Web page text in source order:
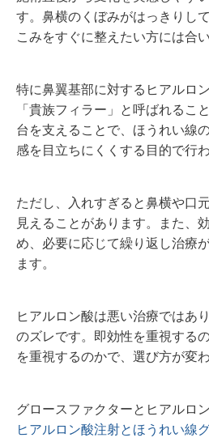
す。鼻横のくぼみがはっきりし
こみをすぐに整えたい方には合
特に鼻翼基部に対するヒアルロ
「貴族フィラー」と呼ばれるこ
台を支えることで、ほうれい線
感を目立ちにくくする目的で行わ
ただし、入れすぎると鼻横や口
見えることがあります。また、
め、必要に応じて繰り返し治療
ます。
ヒアルロン酸は悪い治療ではあ
のズレです。即効性を重視する
を重視するのかで、選び方が変わ
グロースファクターとヒアルロ
ヒアルロン酸注射とほうれい線